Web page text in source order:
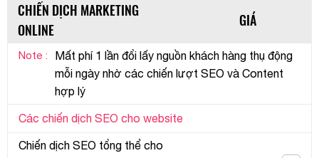
CHIẾN DỊCH MARKETING
ONLINE
GIÁ
Note :
Mất phí 1 lần đổi lấy nguồn khách hàng thụ động
mỗi ngày nhờ các chiến lượt SEO và Content
hợp lý
Các chiến dịch SEO cho website
Chiến dịch SEO tổng thể cho